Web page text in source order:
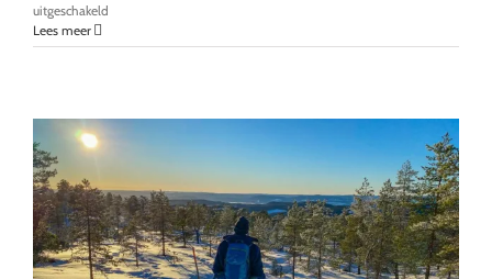
uitgeschakeld
wandelen
van
Lees meer